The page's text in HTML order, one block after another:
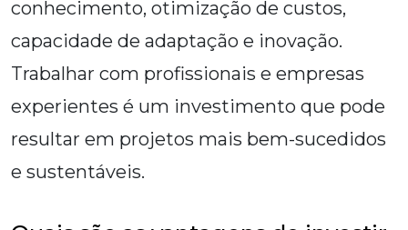
conhecimento, otimização de custos,
capacidade de adaptação e inovação.
Trabalhar com profissionais e empresas
experientes é um investimento que pode
resultar em projetos mais bem-sucedidos
e sustentáveis.